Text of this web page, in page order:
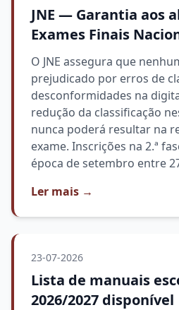
JNE — Garantia aos
Exames Finais
O JNE assegura que
prejudicado por erros de
desconformidades na
redução da classificação
nunca poderá resultar na
exame. Inscrições na 2.ª
época de setembro entre
Ler mais →
23-07-2026
Lista de manuais
2026/2027 disponível